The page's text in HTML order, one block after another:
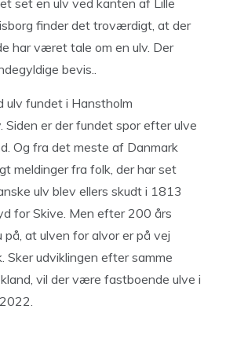
set en ulv ved kanten af Lille
finder det troværdigt, at der
har været tale om en ulv. Der
bevis..
ulv fundet i Hanstholm
Siden er der fundet spor efter ulve
Og fra det meste af Danmark
meldinger fra folk, der har set
ulv blev ellers skudt i 1813
for Skive. Men efter 200 års
at ulven for alvor er på vej
Sker udviklingen efter samme
vil der være fastboende ulve i